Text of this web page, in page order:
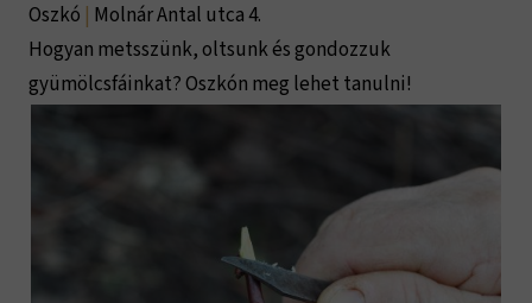
Oszkó | Molnár Antal utca 4.
Hogyan metsszünk, oltsunk és gondozzuk
gyümölcsfáinkat? Oszkón meg lehet tanulni!